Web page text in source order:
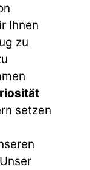
Ihnen
zu
setzen